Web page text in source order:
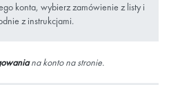
konta, wybierz zamówienie z listy i
z instrukcjami.
na konto na stronie.